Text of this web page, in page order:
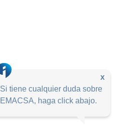
x
Si tiene cualquier duda sobre
EMACSA, haga click abajo.